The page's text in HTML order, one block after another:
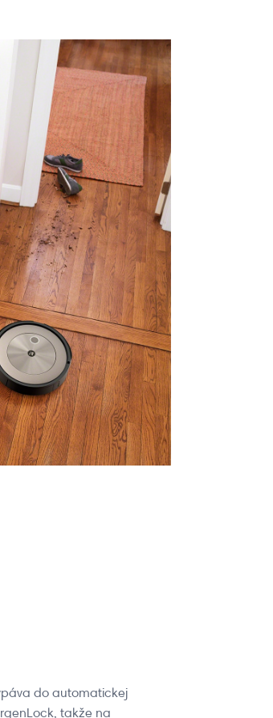
do automatickej
takže na